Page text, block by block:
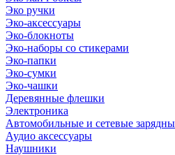
Эко ручки
Эко-аксессуары
Эко-блокноты
Эко-наборы со стикерами
Эко-папки
Эко-сумки
Эко-чашки
Деревянные флешки
Электроника
Автомобильные и сетевые
Аудио аксессуары
Наушники